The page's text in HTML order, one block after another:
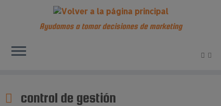
contenido
Ayudamos a tomar decisiones de marketing
control de gestión